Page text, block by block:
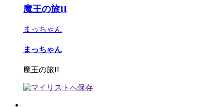
魔王の旅II
まっちゃん
まっちゃん
魔王の旅II